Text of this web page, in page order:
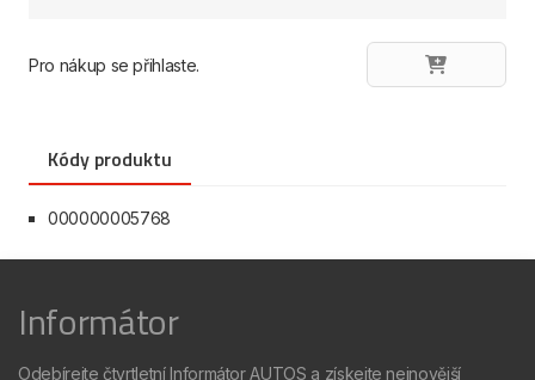
Pro nákup se přihlaste.
Kódy produktu
000000005768
Informátor
Odebírejte čtvrtletní Informátor AUTOS a získejte nejnovější